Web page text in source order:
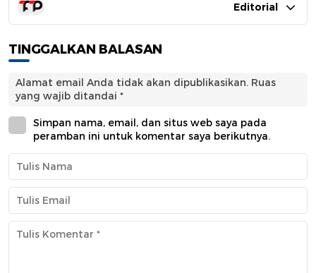
Editorial
TINGGALKAN BALASAN
Alamat email Anda tidak akan dipublikasikan. Ruas
yang wajib ditandai *
Simpan nama, email, dan situs web saya pada
peramban ini untuk komentar saya berikutnya.